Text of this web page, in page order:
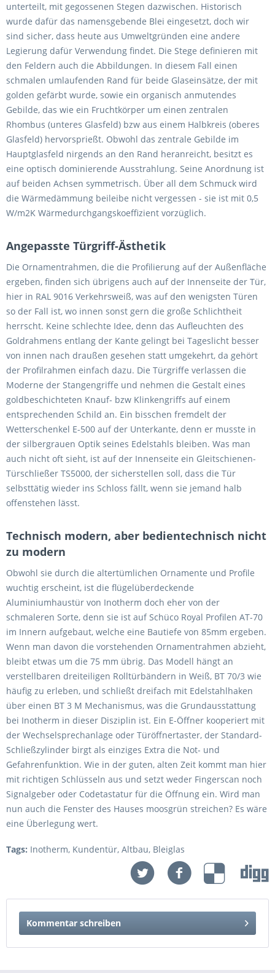
unterteilt, mit gegossenen Stegen dazwischen. Historisch
wurde dafür das namensgebende Blei eingesetzt, doch wir
sind sicher, dass heute aus Umweltgründen eine andere
Legierung dafür Verwendung findet. Die Stege definieren mit
den Feldern auch die Abbildungen. In diesem Fall einen
schmalen umlaufenden Rand für beide Glaseinsätze, der mit
golden gefärbt wurde, sowie ein organisch anmutendes
Gebilde, das wie ein Fruchtkörper um einen zentralen
Rhombus (unteres Glasfeld) bzw aus einem Halbkreis (oberes
Glasfeld) hervorsprießt. Obwohl das zentrale Gebilde im
Hauptglasfeld nirgends an den Rand heranreicht, besitzt es
eine optisch dominierende Ausstrahlung. Seine Anordnung ist
auf beiden Achsen symmetrisch. Über all dem Schmuck wird
die Wärmedämmung beileibe nicht vergessen - sie ist mit 0,5
W/m2K Wärmedurchgangskoeffizient vorzüglich.
Angepasste Türgriff-Ästhetik
Die Ornamentrahmen, die die Profilierung auf der Außenfläche
ergeben, finden sich übrigens auch auf der Innenseite der Tür,
hier in RAL 9016 Verkehrsweiß, was auf den wenigsten Türen
so der Fall ist, wo innen sonst gern die große Schlichtheit
herrscht. Keine schlechte Idee, denn das Aufleuchten des
Goldrahmens entlang der Kante gelingt bei Tageslicht besser
von innen nach draußen gesehen statt umgekehrt, da gehört
der Profilrahmen einfach dazu. Die Türgriffe verlassen die
Moderne der Stangengriffe und nehmen die Gestalt eines
goldbeschichteten Knauf- bzw Klinkengriffs auf einem
entsprechenden Schild an. Ein bisschen fremdelt der
Wetterschenkel E-500 auf der Unterkante, denn er musste in
der silbergrauen Optik seines Edelstahls bleiben. Was man
auch nicht oft sieht, ist auf der Innenseite ein Gleitschienen-
Türschließer TS5000, der sicherstellen soll, dass die Tür
selbsttätig wieder ins Schloss fällt, wenn sie jemand halb
offenstehen lässt.
Technisch modern, aber bedientechnisch nicht
zu modern
Obwohl sie durch die altertümlichen Ornamente und Profile
wuchtig erscheint, ist die flügelüberdeckende
Aluminiumhaustür von Inotherm doch eher von der
schmaleren Sorte, denn sie ist auf Schüco Royal Profilen AT-70
im Innern aufgebaut, welche eine Bautiefe von 85mm ergeben.
Wenn man davon die vorstehenden Ornamentrahmen abzieht,
bleibt etwas um die 75 mm übrig. Das Modell hängt an
verstellbaren dreiteiligen Rolltürbändern in Weiß, BT 70/3 wie
häufig zu erleben, und schließt dreifach mit Edelstahlhaken
über einen BT 3 M Mechanismus, was die Grundausstattung
bei Inotherm in dieser Disziplin ist. Ein E-Öffner kooperiert mit
der Wechselsprechanlage oder Türöffnertaster, der Standard-
Schließzylinder birgt als einziges Extra die Not- und
Gefahrenfunktion. Wie in der guten, alten Zeit kommt man hier
mit richtigen Schlüsseln aus und setzt weder Fingerscan noch
Signalgeber oder Codetastatur für die Öffnung ein. Wird man
nun auch die Fenster des Hauses moosgrün streichen? Es wäre
eine Überlegung wert.
Tags: Inotherm, Kundentür, Altbau, Bleiglas
Kommentar schreiben